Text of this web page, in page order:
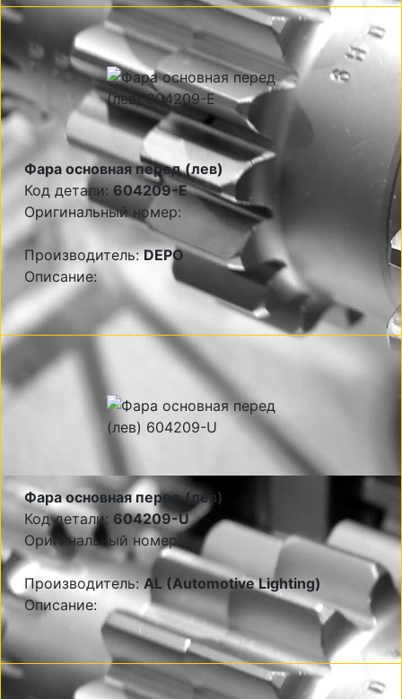
Фара основная перед (лев)
Код детали:604209-E
Оригинальный номер:
Производитель:DEPO
Описание:
Фара основная перед (лев)
Код детали: 604209-U
Оригинальный номер:
Производитель:AL (Automotive Lighting)
Описание: